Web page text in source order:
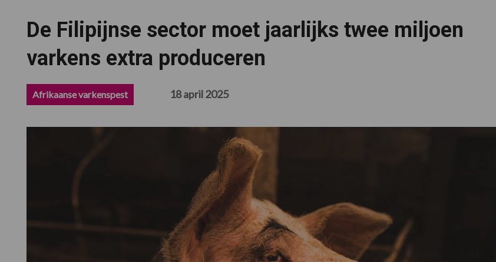
De Filipijnse sector moet jaarlijks twee miljoen
varkens extra produceren
Afrikaanse varkenspest 18 april 2025